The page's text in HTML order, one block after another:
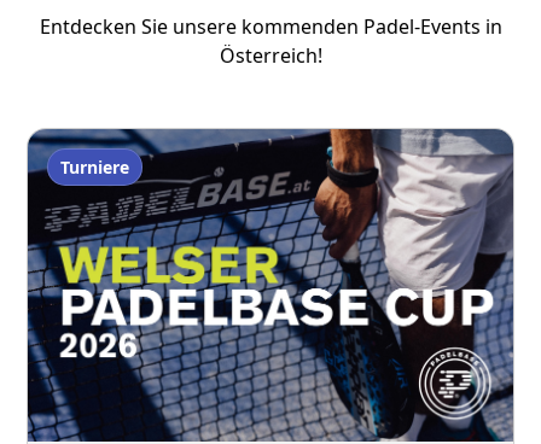
Entdecken Sie unsere kommenden Padel-Events in
Österreich!
Turniere